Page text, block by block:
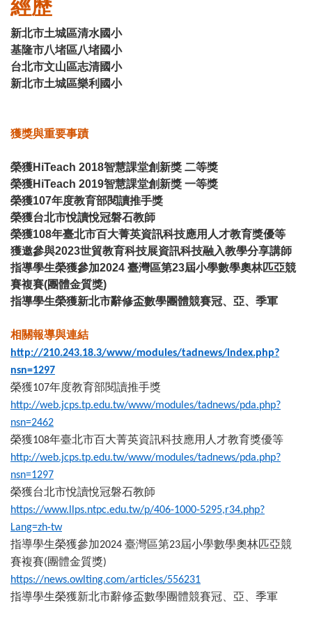
經歷
新北市土城區清水國小
基隆市八堵區八堵國小
台北市文山區志清國小
新北市土城區樂利國小
獲獎與重要事蹟
榮獲HiTeach 2018智慧課堂創新獎 二等獎
榮獲HiTeach 2019智慧課堂創新獎 一等獎
榮獲107年度教育部閱讀推手獎
榮獲台北市悅讀悅冠磐石教師
榮獲108年臺北市百大菁英資訊科技應用人才教育獎優等
獲邀參與2023世貿教育科技展資訊科技融入教學分享講師
指導學生榮獲參加2024 臺灣區第23屆小學數學奧林匹亞競
賽複賽(團體金質獎)
指導學生榮獲新北市辭修盃數學團體競賽冠、亞、季軍
相關報導與連結
http://210.243.18.3/www/modules/tadnews/index.php?
nsn=1297
榮獲107年度教育部閱讀推手獎
http://web.jcps.tp.edu.tw/www/modules/tadnews/pda.php?
nsn=2462
榮獲108年臺北市百大菁英資訊科技應用人才教育獎優等
http://web.jcps.tp.edu.tw/www/modules/tadnews/pda.php?
nsn=1297
榮獲台北市悅讀悅冠磐石教師
https://www.llps.ntpc.edu.tw/p/406-1000-5295,r34.php?
Lang=zh-tw
指導學生榮獲參加2024 臺灣區第23屆小學數學奧林匹亞競
賽複賽(團體金質獎)
https://news.owlting.com/articles/556231
指導學生榮獲新北市辭修盃數學團體競賽冠、亞、季軍